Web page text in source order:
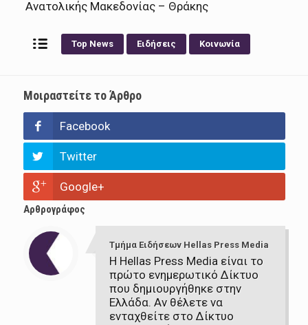
Ανατολικής Μακεδονίας – Θράκης
Top News Ειδήσεις Κοινωνία
Μοιραστείτε το Άρθρο
Facebook
Twitter
Google+
Αρθρογράφος
Τμήμα Ειδήσεων Hellas Press Media
Η Hellas Press Media είναι το
πρώτο ενημερωτικό Δίκτυο
που δημιουργήθηκε στην
Ελλάδα. Αν θέλετε να
ενταχθείτε στο Δίκτυο